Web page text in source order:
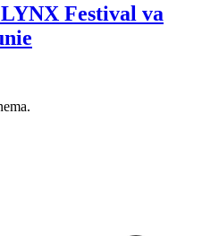
Festival va